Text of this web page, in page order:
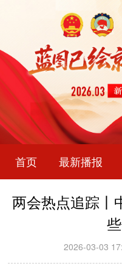
首页 最新播报
两会热点追踪丨
2026-03-03